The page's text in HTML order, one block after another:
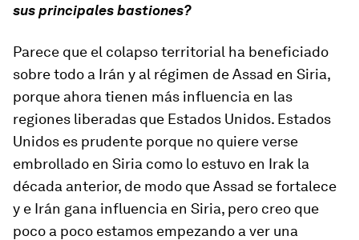
sus principales bastiones?
Parece que el colapso territorial ha beneficiado
sobre todo a Irán y al régimen de Assad en Siria,
porque ahora tienen más influencia en las
regiones liberadas que Estados Unidos. Estados
Unidos es prudente porque no quiere verse
embrollado en Siria como lo estuvo en Irak la
década anterior, de modo que Assad se fortalece
y e Irán gana influencia en Siria, pero creo que
poco a poco estamos empezando a ver una